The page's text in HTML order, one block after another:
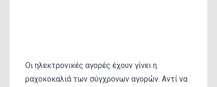
Οι ηλεκτρονικές αγορές έχουν γίνει η
ραχοκοκαλιά των σύγχρονων αγορών. Αντί να